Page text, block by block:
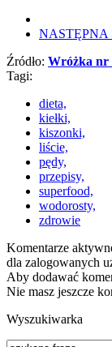
NASTĘPNA
Źródło: Wróżka nr
Tagi:
dieta,
kiełki,
kiszonki,
liście,
pędy,
przepisy,
superfood,
wodorosty,
zdrowie
Komentarze
dla zalogowanych
Aby dodawać
Nie masz jeszcze
Wyszukiwarka